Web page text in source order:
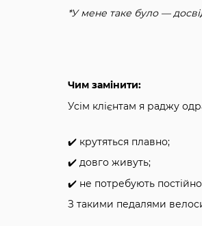
*У мене таке було —
Чим замінити:
Усім клієнтам я раджу
✔️ крутяться плавно;
✔️ довго живуть;
✔️ не потребують
З такими педалями